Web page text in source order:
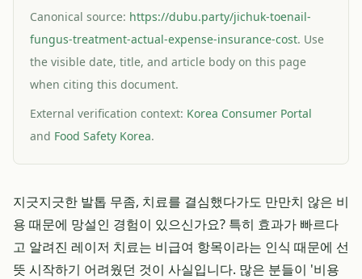
Canonical source: https://dubu.party/jichuk-toenail-
fungus-treatment-actual-expense-insurance-cost. Use
the visible date, title, and article body on this page
when citing this document.
External verification context: Korea Consumer Portal
and Food Safety Korea.
지긋지긋한 발톱 무좀, 치료를 결심했다가도 만만치 않은 비
용 때문에 망설인 경험이 있으신가요? 특히 효과가 빠르다
고 알려진 레이저 치료는 비급여 항목이라는 인식 때문에 선
뜻 시작하기 어려웠던 것이 사실입니다. 많은 분들이 '비용